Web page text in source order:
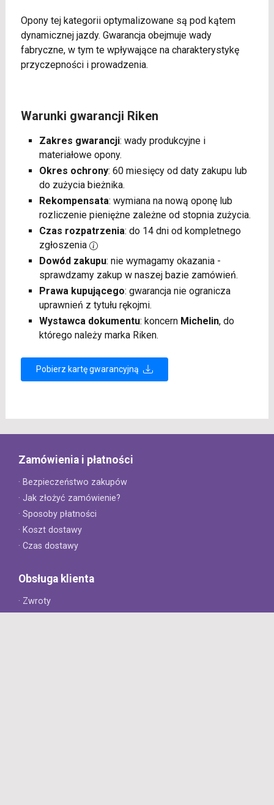
Opony tej kategorii optymalizowane są pod kątem
dynamicznej jazdy. Gwarancja obejmuje wady
fabryczne, w tym te wpływające na charakterystykę
przyczepności i prowadzenia.
Warunki gwarancji Riken
Zakres gwarancji: wady produkcyjne i
materiałowe opony.
Okres ochrony: 60 miesięcy od daty zakupu lub
do zużycia bieżnika.
Rekompensata: wymiana na nową oponę lub
rozliczenie pieniężne zależne od stopnia zużycia.
Czas rozpatrzenia: do 14 dni od kompletnego
zgłoszenia
Dowód zakupu: nie wymagamy okazania -
sprawdzamy zakup w naszej bazie zamówień.
Prawa kupującego: gwarancja nie ogranicza
uprawnień z tytułu rękojmi.
Wystawca dokumentu: koncern Michelin, do
którego należy marka Riken.
Pobierz kartę gwarancyjną
Zamówienia i płatności
· Bezpieczeństwo zakupów
· Jak złożyć zamówienie?
· Sposoby płatności
· Koszt dostawy
· Czas dostawy
Obsługa klienta
· Zwroty